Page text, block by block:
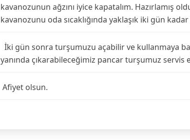
kavanozunun ağzını iyice kapatalım. Hazırlamış
kavanozunu oda sıcaklığında yaklaşık iki gün
İki gün sonra turşumuzu açabilir ve kullanmaya
yanında çıkarabileceğimiz pancar turşumuz servis
Afiyet olsun.